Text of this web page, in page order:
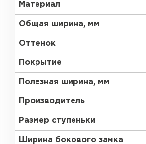
Материал
Общая ширина, мм
Оттенок
Покрытие
Полезная ширина, мм
Производитель
Размер ступеньки
Ширина бокового замка